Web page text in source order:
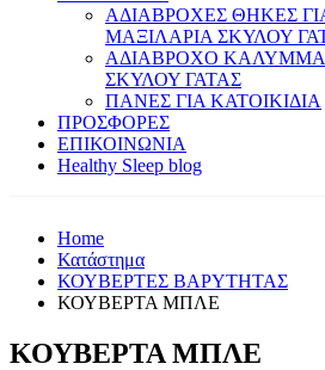
ΑΔΙΑΒΡΟΧΕΣ ΘΗΚΕΣ
ΜΑΞΙΛΑΡΙΑ ΣΚΥΛΟΥ
ΑΔΙΑΒΡΟΧΟ
ΣΚΥΛΟΥ ΓΑΤΑΣ
ΠΑΝΕΣ ΓΙΑ ΚΑΤΟΙΚΙΔΙΑ
ΠΡΟΣΦΟΡΕΣ
ΕΠΙΚΟΙΝΩΝΙΑ
Healthy Sleep blog
Home
Κατάστημα
ΚΟΥΒΕΡΤΕΣ ΒΑΡΥΤΗΤΑΣ
ΚΟΥΒΕΡΤΑ ΜΠΛΕ
ΚΟΥΒΕΡΤΑ ΜΠΛΕ